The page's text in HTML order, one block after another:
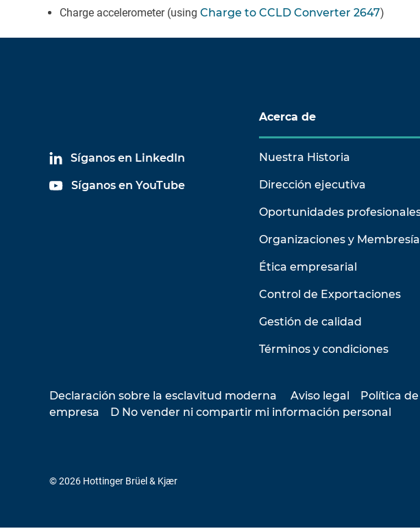
Charge accelerometer (using Charge to CCLD Converter 2647)
Síganos en LinkedIn
Síganos en YouTube
Acerca de
Nuestra Historia
Dirección ejecutiva
Oportunidades
Organizaciones y
Ética empresarial
Control de Exportaciones
Gestión de calidad
Términos y condiciones
Declaración sobre la esclavitud moderna Aviso legal Política
empresa
D No vender ni compartir mi información personal
© 2026 Hottinger Brüel & Kjær